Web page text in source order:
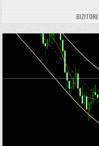
BIZITORE
Posted